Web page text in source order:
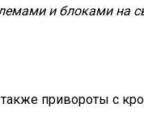
и блоками на
привороты с